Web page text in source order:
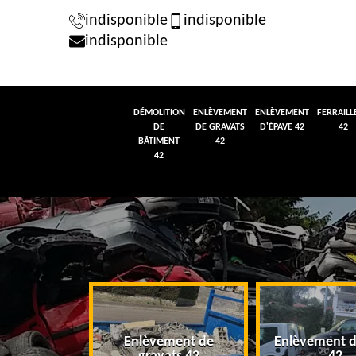
indisponible
indisponible
indisponible
DÉMOLITION
DE
BÂTIMENT
42
ENLÈVEMENT
DE GRAVATS
42
ENLÈVEMENT
D'ÉPAVE 42
42
de
Enlèvement de
Enlèvement